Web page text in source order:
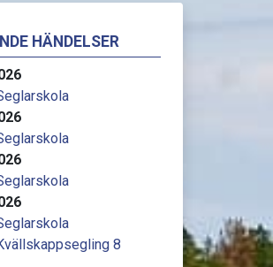
HÄNDELSER
8